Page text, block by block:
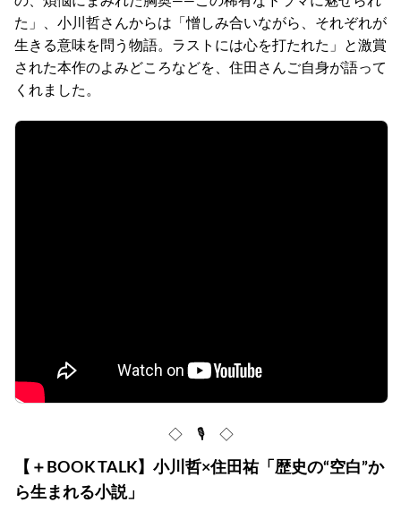
た」、小川哲さんからは「憎しみ合いながら、それぞれが
生きる意味を問う物語。ラストには心を打たれた」と激賞
された本作のよみどころなどを、住田さんご自身が語って
くれました。
◇ 🎙 ◇
【＋BOOK TALK】小川哲×住田祐「歴史の“空白”か
ら生まれる小説」